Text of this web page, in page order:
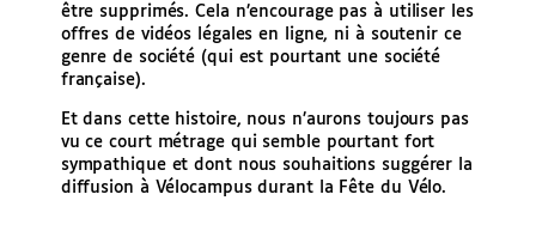
être supprimés. Cela n’encourage pas à utiliser les
offres de vidéos légales en ligne, ni à soutenir ce
genre de société (qui est pourtant une société
française).
Et dans cette histoire, nous n’aurons toujours pas
vu ce court métrage qui semble pourtant fort
sympathique et dont nous souhaitions suggérer la
diffusion à Vélocampus durant la Fête du Vélo.